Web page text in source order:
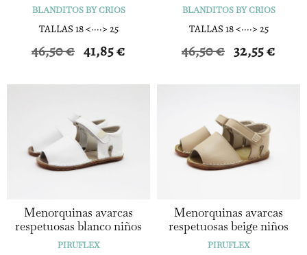
BLANDITOS BY CRIOS
TALLAS 18 <····> 25
46,50€
El
41,85€
BLANDITOS BY CRIOS
TALLAS 18 <····> 25
46,50€
El
32,55€
Menorquinas avarcas
respetuosas blanco niños
PIRUFLEX
Menorquinas avarcas
respetuosas beige niños
PIRUFLEX